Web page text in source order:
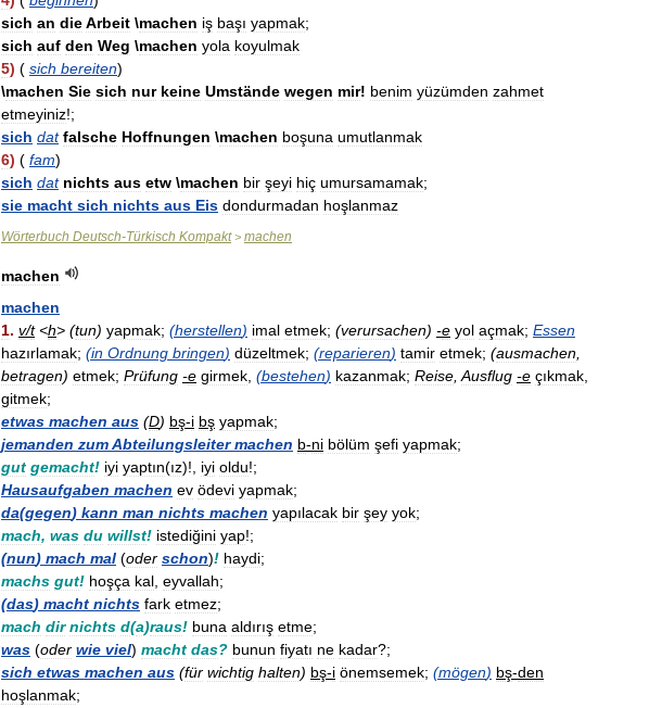
sich an dieArbeit \machen iş başı yapmak;
sich auf den Weg \machen yola koyulmak
5) ( sich bereiten)
\machen Sie sich nur keine Umstände wegen mir! benim yüzümden zahmet
etmeyiniz!;
sich dat falsche Hoffnungen \machen boşuna umutlanmak
6) ( fam)
sich dat nichts aus etw \machen bir şeyi hiç umursamamak;
sie macht sich nichts aus Eis dondurmadan hoşlanmaz
Wörterbuch Deutsch-Türkisch Kompakt> machen
machen
machen
1. v/t<h> (tun) yapmak; (herstellen) imal etmek; (verursachen) -e yol açmak; Essen
hazırlamak; (in Ordnung bringen) düzeltmek; (reparieren) tamir etmek; (ausmachen
betragen) etmek; Prüfung -e girmek (bestehen) kazanmak; Reise Ausflug -e çıkmak
gitmek;
etwas machen aus (D) bş-i bş yapmak;
jemanden zumAbteilungsleiter machen b-ni bölüm şefi yapmak;
gut gemacht! iyi yaptın(ız)!, iyi oldu!;
Hausaufgaben machen ev ödevi yapmak;
da(gegen) kann man nichts machen yapılacak bir şey yok;
mach, was du willst! istediğini yap!;
(nun) mach mal (oder schon)! haydi;
machs gut! hoşça kal eyvallah;
(das) macht nichts fark etmez;
mach dir nichts d(a)raus! buna aldırış etme;
was (oder wie viel) macht das? bunun fiyatı ne kadar?;
sich etwas machen aus (für wichtig halten) bş-i önemsemek; (mögen) bş-den
hoşlanmak;